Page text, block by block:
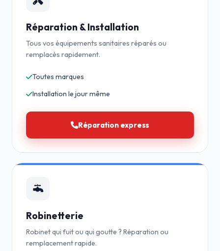
Réparation & Installation
Tous vos équipements sanitaires réparés ou
remplacés rapidement.
Toutes marques
Installation le jour même
Réparation express
Robinetterie
Robinet qui fuit ou qui goutte ? Réparation ou
remplacement rapide.